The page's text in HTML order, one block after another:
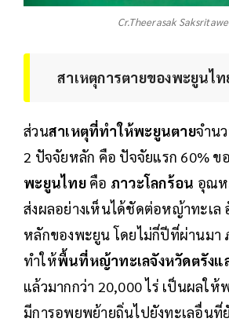
Cr.Theerasak
สาเหตุการตายของพะยูนไท
ส่วนสาเหตุที่ทำให้พะยูนตายจำน
2 ปัจจัยหลัก คือ ปัจจัยแรก 60% ข
พะยูนไทยคือ ภาวะโลกร้อน อุณห
ส่งผลอย่างเห็นได้ชัดต่อหญ้าทะเล
หลักของพะยูน โดยไม่กี่ปีที่ผ่านมา
ทำให้พื้นที่หญ้าทะเลจังหวัดตรังแ
แล้วมากกว่า 20,000 ไร่ เป็นผลใ
มีการอพยพย้ายถิ่นไปยังทะเลอื่น